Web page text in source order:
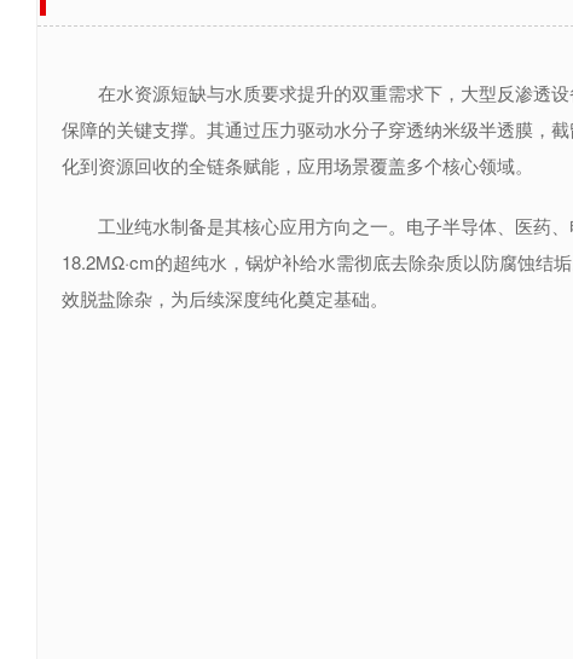
在水资源短缺与水质要求提升的双重需求下，大型反渗透设
保障的关键支撑。其通过压力驱动水分子穿透纳米级半透膜，
化到资源回收的全链条赋能，应用场景覆盖多个核心领域。
工业纯水制备是其核心应用方向之一。电子半导体、医药、
18.2MΩ·cm的超纯水，锅炉补给水需彻底去除杂质以防腐蚀结
效脱盐除杂，为后续深度纯化奠定基础。